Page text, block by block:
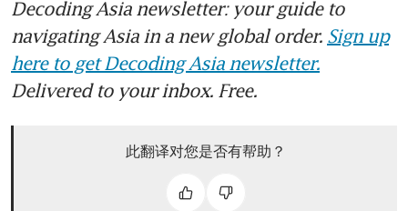
Decoding Asia newsletter: your guide to
navigating Asia in a new global order. Sign up
here to get Decoding Asia newsletter.
Delivered to your inbox. Free.
此翻译对您是否有帮助？